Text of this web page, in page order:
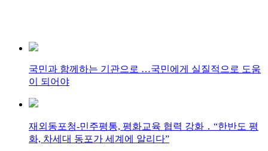
국민과 함께하는 기관으로 …국민에게 실질적으로 도움
이 되어야
재외동포청-민주평통, 평화교육 협력 강화 ․ “한반도 평
화, 차세대 동포가 세계에 알리다”